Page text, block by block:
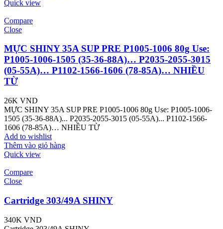
Quick view
Compare
Close
MỰC SHINY 35A SUP PRE P1005-1006 80g Use:
P1005-1006-1505 (35-36-88A)… P2035-2055-3015
(05-55A)… P1102-1566-1606 (78-85A)… NHIỀU
TỪ
26K VND
MỰC SHINY 35A SUP PRE P1005-1006 80g Use: P1005-1006-
1505 (35-36-88A)... P2035-2055-3015 (05-55A)... P1102-1566-
1606 (78-85A)… NHIỀU TỪ
Add to wishlist
Thêm vào giỏ hàng
Quick view
Compare
Close
Cartridge 303/49A SHINY
340K VND